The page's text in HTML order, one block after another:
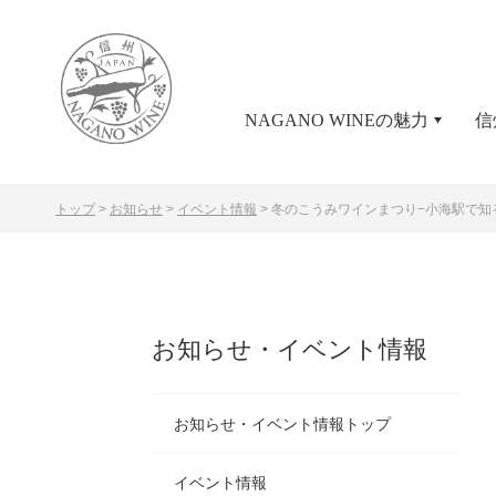
NAGANO WINEの魅力 信
トップ > お知らせ > イベント情報 > 冬のこうみワインまつり−小海駅で
お知らせ・イベント情報
お知らせ・イベント情報トップ
イベント情報